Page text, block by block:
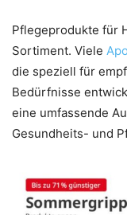
Pflegeprodukte für
Sortiment. Viele
die speziell für
Bedürfnisse
eine umfassende
Gesundheits- und